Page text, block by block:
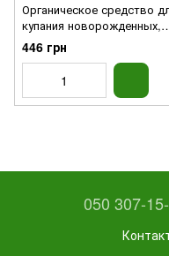
Органическое средство
купания новорожденных,
250мл
446 грн
050 307-